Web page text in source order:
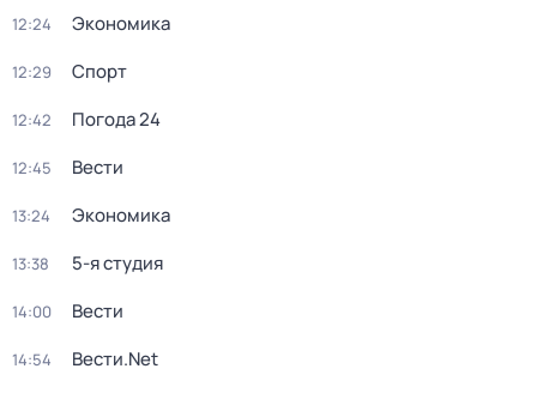
12:24 Экономика
12:29 Спорт
12:42 Погода 24
12:45 Вести
13:24 Экономика
13:38 5-я студия
14:00 Вести
14:54 Вести.Net